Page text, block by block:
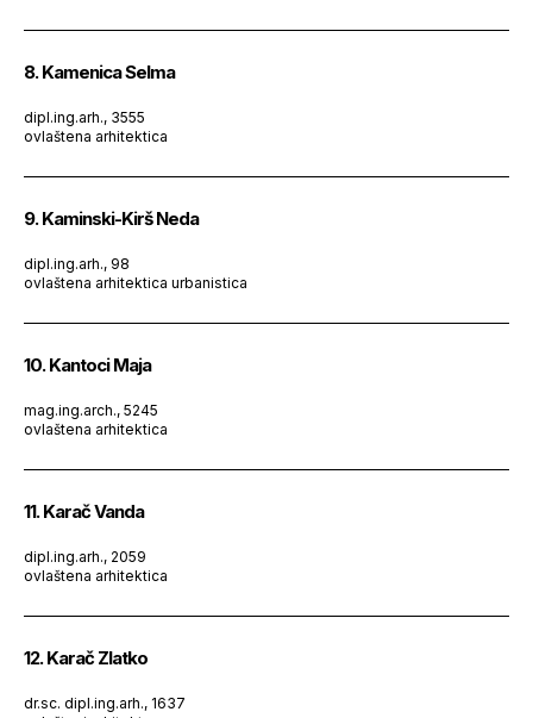
8. Kamenica Selma
dipl.ing.arh., 3555
ovlaštena arhitektica
9. Kaminski-Kirš Neda
dipl.ing.arh., 98
ovlaštena arhitektica urbanistica
10. Kantoci Maja
mag.ing.arch., 5245
ovlaštena arhitektica
11. Karač Vanda
dipl.ing.arh., 2059
ovlaštena arhitektica
12. Karač Zlatko
dr.sc. dipl.ing.arh., 1637